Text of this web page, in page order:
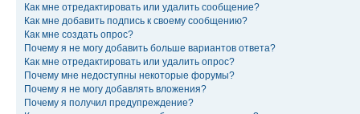
Как мне отредактировать или удалить сообщение?
Как мне добавить подпись к своему сообщению?
Как мне создать опрос?
Почему я не могу добавить больше вариантов ответа?
Как мне отредактировать или удалить опрос?
Почему мне недоступны некоторые форумы?
Почему я не могу добавлять вложения?
Почему я получил предупреждение?